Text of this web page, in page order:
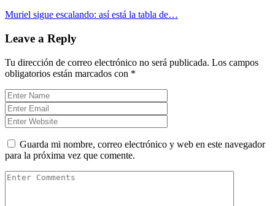
Muriel sigue escalando: así está la tabla de…
Leave a Reply
Tu dirección de correo electrónico no será publicada. Los campos
obligatorios están marcados con *
Guarda mi nombre, correo electrónico y web en este navegador
para la próxima vez que comente.